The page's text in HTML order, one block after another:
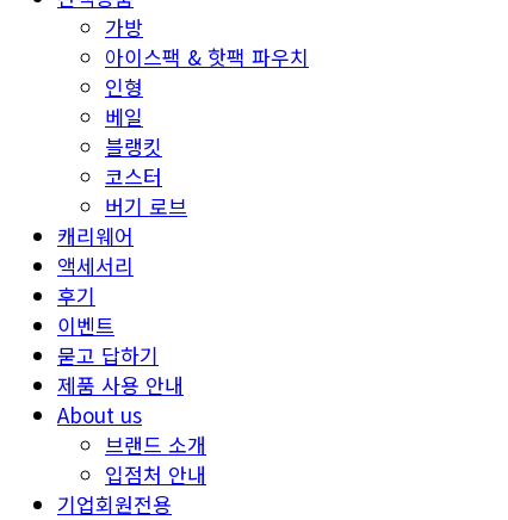
가방
아이스팩 & 핫팩 파우치
인형
베일
블랭킷
코스터
버기 로브
캐리웨어
액세서리
후기
이벤트
묻고 답하기
제품 사용 안내
About us
브랜드 소개
입점처 안내
기업회원전용